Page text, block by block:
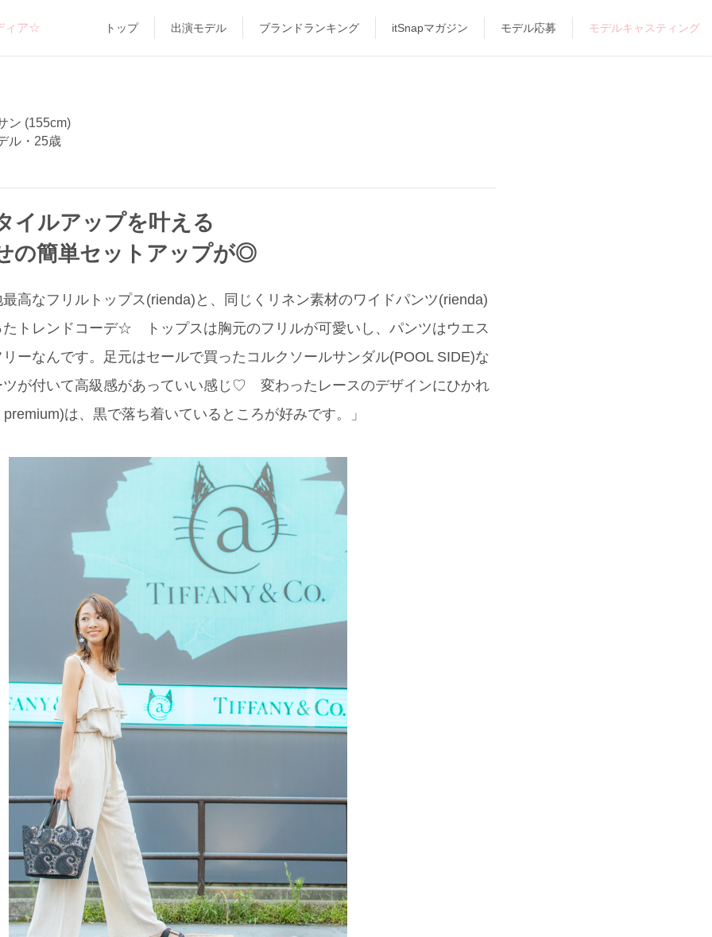
ィア☆ トップ 出演モデル ブランドランキング itSnapマガジン モデル応募 モデルキャスティング
ン (155cm)
ル・25歳
イルアップを叶える
の簡単セットアップが◎
高なフリルトップス(rienda)と、同じくリネン素材のワイドパンツ(rienda)
たトレンドコーデ☆ トップスは胸元のフリルが可愛いし、パンツはウエス
ーなんです。足元はセールで買ったコルクソールサンダル(POOL SIDE)な
ツが付いて高級感があっていい感じ♡ 変わったレースのデザインにひかれ
は、黒で落ち着いているところが好みです。」